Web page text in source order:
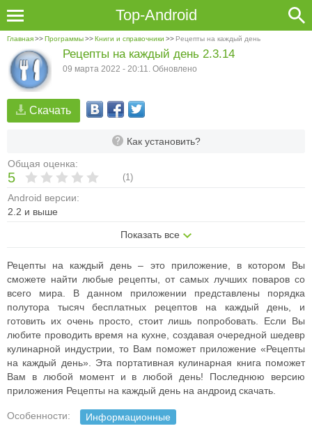
Top-Android
Главная>>Программы>>Книги и справочники >> Рецепты на каждый день
Скачать
Как установить?
Общая оценка:
5 (1)
Android версии:
2.2 и выше
Показать все
Рецепты на каждый день 2.3.14
09 марта 2022 - 20:11. Обновлено
Рецепты на каждый день – это приложение, в котором Вы
сможете найти любые рецепты, от самых лучших поваров со
всего мира. В данном приложении представлены порядка
полутора тысяч бесплатных рецептов на каждый день, и
готовить их очень просто, стоит лишь попробовать. Если Вы
любите проводить время на кухне, создавая очередной шедевр
кулинарной индустрии, то Вам поможет приложение «Рецепты
на каждый день». Эта портативная кулинарная книга поможет
Вам в любой момент и в любой день! Последнюю версию
приложения Рецепты на каждый день на андроид скачать.
Особенности: Информационные